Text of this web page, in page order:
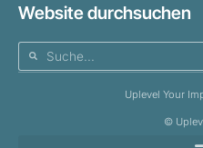
Website durchsuchen
Uplevel Your
©